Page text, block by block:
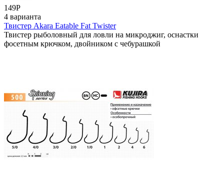
149Р
4 варианта
Твистер Akara Eatable Fat Twister
Твистер рыболовный для ловли на микроджиг, оснастки
фосетным крючком, двойником с чебурашкой